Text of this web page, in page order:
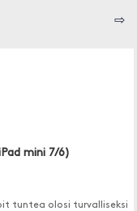
⇨
mini 7/6)
tuntea olosi turvalliseksi